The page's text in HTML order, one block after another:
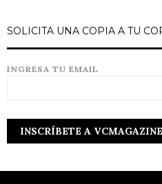
SOLICITA UNA COPIA A TU
INGRESA TU EMAIL